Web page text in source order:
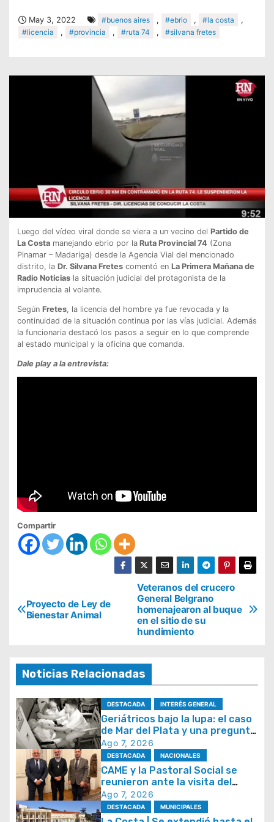
May 3, 2022 #buenos aires , #ebrio , #la costa
,
#licencia
, #provincia , #ruta 74 , #silvana fretes
Luego del vídeo viral donde se viera a un vecino del Partido de
La Costamanejando ebrio por laRuta Provincial 74 (Zona
Pinamar – Madariga) desde la Agencia Vial del mencionado
distrito, la Dr. Silvana Fretescomentó en La Primera Mañana de
Radio Noticiasla situación judicial del protagonista de la
imprudencia al volante.
Según Fretes, la licencia del hombre ya fue revocada y la
continuidad de la situación continua por las vías judicial. Además
la funcionaria destacó los pasos a seguir en lo que comprende
al estado municipal y la oficina que comanda.
Dale play a la entrevista:
Compartir
a
g
a
c
i
ó
n
d
e
Veteranos del crucero
General Belgrano
homenajearon al buque
en el sitio de su
hundimiento
Proyecto de Ley de
Bienestar Animal
Noticias Relacionadas
DESTACADA INTERÉS GENERAL
Geriátricos bajo la lupa: el caso
de Mar del Plata y una pregunta
que se repite en todo el país
Ago 7, 2026
DESTACADA NACIONALES
CAME y la Pastoral Social se
reunieron ante la visita del
papa León XIV y la Semana
Social 2026
Ago 7, 2026
DESTACADA MUNICIPALES